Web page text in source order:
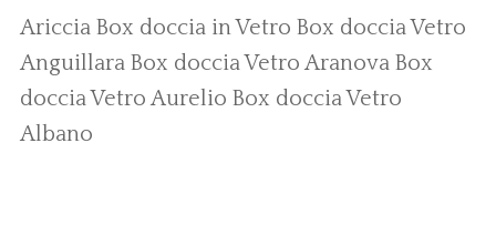
Ariccia Box doccia in Vetro Box doccia Vetro
Anguillara Box doccia Vetro Aranova Box
doccia Vetro Aurelio Box doccia Vetro
Albano